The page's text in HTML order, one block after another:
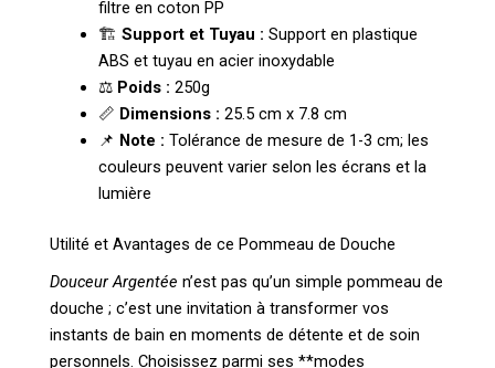
filtre en coton PP
🏗️ Support et Tuyau : Support en plastique
ABS et tuyau en acier inoxydable
⚖️ Poids : 250g
📏 Dimensions : 25.5 cm x 7.8 cm
📌 Note : Tolérance de mesure de 1-3 cm; les
couleurs peuvent varier selon les écrans et la
lumière
Utilité et Avantages de ce Pommeau de Douche
Douceur Argentée n’est pas qu’un simple pommeau de
douche ; c’est une invitation à transformer vos
instants de bain en moments de détente et de soin
personnels. Choisissez parmi ses **modes